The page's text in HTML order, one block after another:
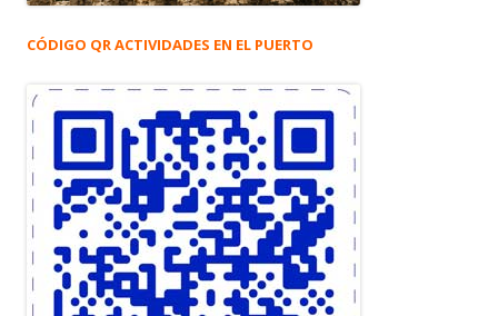
CÓDIGO QR ACTIVIDADES EN EL PUERTO